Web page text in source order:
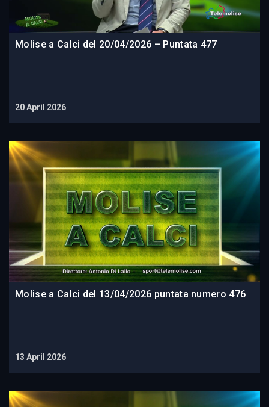
Molise a Calci del 20/04/2026 – Puntata 477
20 April 2026
Molise a Calci del 13/04/2026 puntata numero 476
13 April 2026